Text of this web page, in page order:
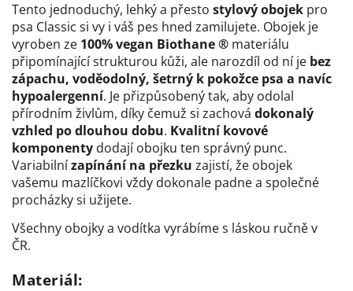
Tento jednoduchý, lehký a přesto stylový obojek pro
psa Classic si vy i váš pes hned zamilujete. Obojek je
vyroben ze 100% vegan Biothane ® materiálu
připomínající strukturou kůži, ale narozdíl od ní je bez
zápachu, voděodolný, šetrný k pokožce psa a navíc
hypoalergenní. Je přizpůsobený tak, aby odolal
přírodním živlům, díky čemuž si zachová dokonalý
vzhled po dlouhou dobu. Kvalitní kovové
komponenty dodají obojku ten správný punc.
Variabilnízapínání na přezku zajistí, že obojek
vašemu mazlíčkovi vždy dokonale padne a společné
procházky si užijete.
Všechny obojky a vodítka vyrábíme s láskou ručně v
ČR.
Materiál: